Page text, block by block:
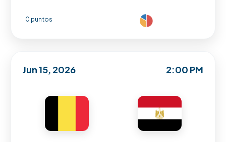
0 puntos
Jun 15, 2026 2:00 PM